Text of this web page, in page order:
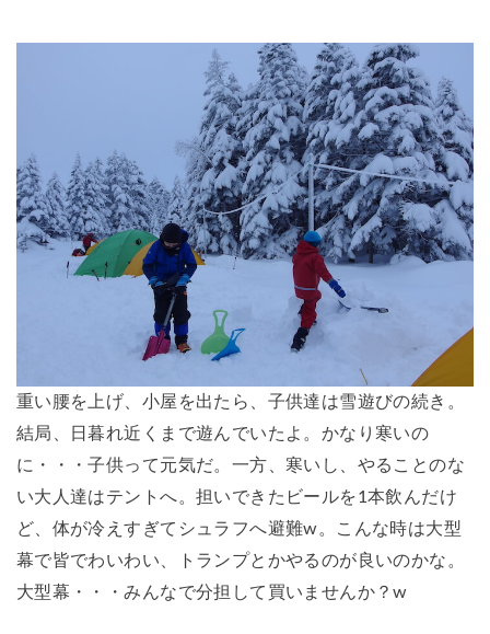
重い腰を上げ、小屋を出たら、子供達は雪遊びの続き。
結局、日暮れ近くまで遊んでいたよ。かなり寒いの
に・・・子供って元気だ。一方、寒いし、やることのな
い大人達はテントへ。担いできたビールを1本飲んだけ
ど、体が冷えすぎてシュラフへ避難w。こんな時は大型
幕で皆でわいわい、トランプとかやるのが良いのかな。
大型幕・・・みんなで分担して買いませんか？w